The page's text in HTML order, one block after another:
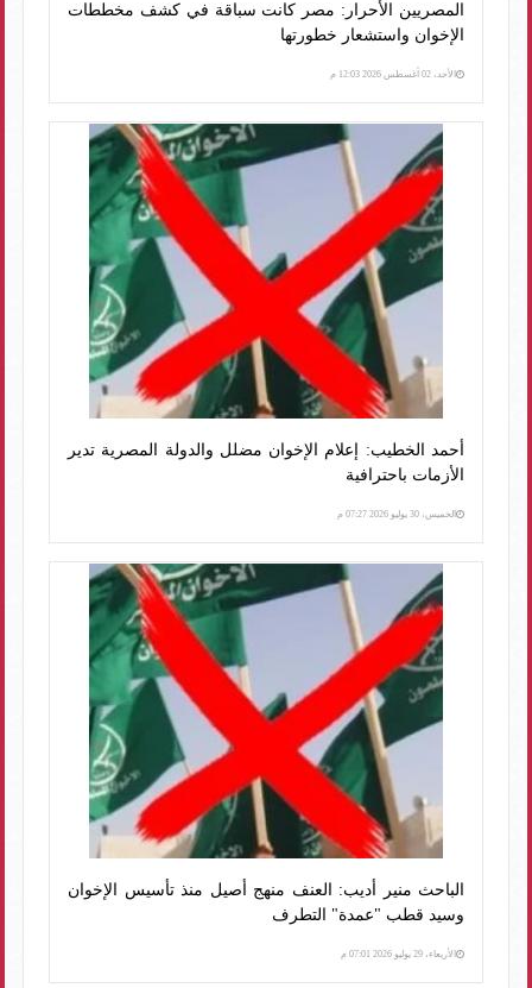
المصريين الأحرار: مصر كانت سباقة في كشف مخططات
الإخوان واستشعار خطورتها
الأحد، 02 أغسطس 2026 12:03 م
أحمد الخطيب: إعلام الإخوان مضلل والدولة المصرية تدير
الأزمات باحترافية
الخميس، 30 يوليو 2026 07:27 م
الباحث منير أديب: العنف منهج أصيل منذ تأسيس الإخوان
وسيد قطب "عمدة" التطرف
الأربعاء، 29 يوليو 2026 07:01 م